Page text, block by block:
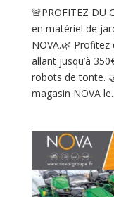
🚨PROFITEZ DU
en matériel de
NOVA.🌿 Profitez
allant jusqu’à
robots de tonte.
magasin NOVA